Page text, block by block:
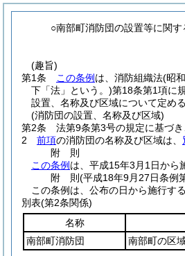
○南部町消防団の設置等に関す
(趣旨)
第1条
この条例 は、消防組織法(昭
下「法」という。)第18条第1項に
設置、名称及び区域について定め
(消防団の設置、名称及び区域)
第2条
法第9条第3号の規定に基づき
2
前項の消防団の名称及び区域は、
附 則
この条例 は、平成15年3月1日から
附 則(平成18年9月27日条例
この条例は、公布の日から施行する
別表(第2条関係)
名称
南部町消防団
南部町の区